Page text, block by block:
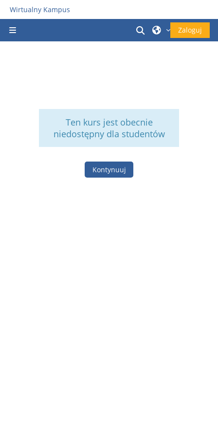
Przejdź do głównej zawartości
Wirtualny Kampus
Przełącznik
Zaloguj
Ten kurs jest obecnie
niedostępny dla studentów
Kontynuuj